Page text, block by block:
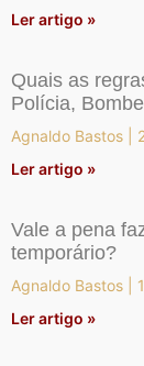
Ler artigo »
Quais as
Polícia,
Agnaldo Bastos
Ler artigo »
Vale a pena
temporário?
Agnaldo Bastos
Ler artigo »